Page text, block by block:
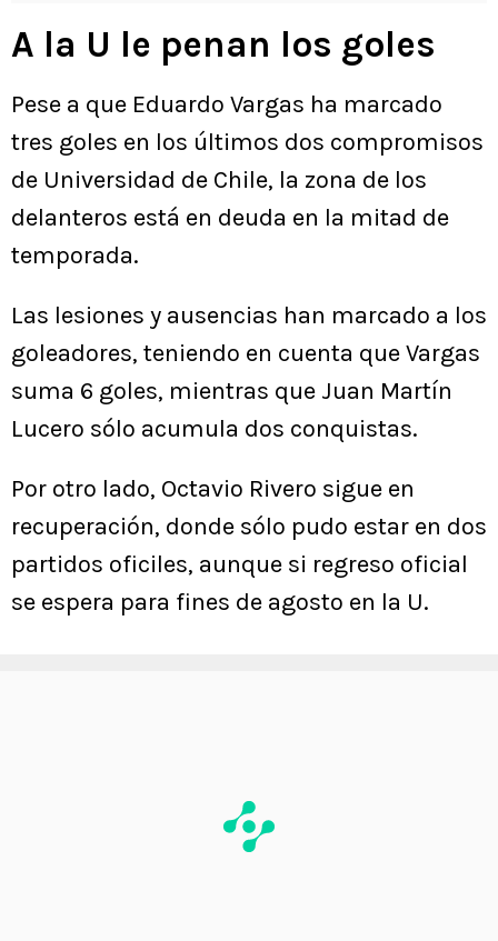
A la U le penan los goles
Pese a que Eduardo Vargas ha marcado
tres goles en los últimos dos compromisos
de Universidad de Chile, la zona de los
delanteros está en deuda en la mitad de
temporada.
Las lesiones y ausencias han marcado a los
goleadores, teniendo en cuenta que Vargas
suma 6 goles, mientras que Juan Martín
Lucero sólo acumula dos conquistas.
Por otro lado, Octavio Rivero sigue en
recuperación, donde sólo pudo estar en dos
partidos oficiles, aunque si regreso oficial
se espera para fines de agosto en la U.